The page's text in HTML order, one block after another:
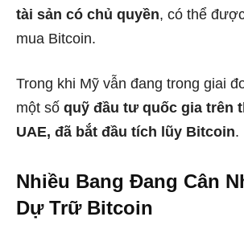
tài sản có chủ quyền, có thể
mua Bitcoin.
Trong khi Mỹ vẫn đang trong giai
một số quỹ đầu tư quốc gia trên
UAE, đã bắt đầu tích lũy Bitcoin.
Nhiều Bang Đang Cân
Dự Trữ Bitcoin